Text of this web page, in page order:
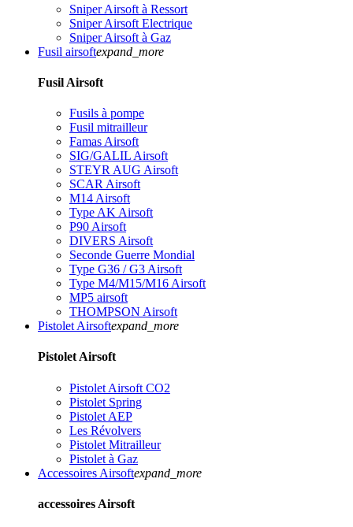
Sniper Airsoft à Ressort
Sniper Airsoft Electrique
Sniper Airsoft à Gaz
Fusil airsoftexpand_more
Fusil Airsoft
Fusils à pompe
Fusil mitrailleur
Famas Airsoft
SIG/GALIL Airsoft
STEYR AUG Airsoft
SCAR Airsoft
M14 Airsoft
Type AK Airsoft
P90 Airsoft
DIVERS Airsoft
Seconde Guerre Mondial
Type G36 / G3 Airsoft
Type M4/M15/M16 Airsoft
MP5 airsoft
THOMPSON Airsoft
Pistolet Airsoftexpand_more
Pistolet Airsoft
Pistolet Airsoft CO2
Pistolet Spring
Pistolet AEP
Les Révolvers
Pistolet Mitrailleur
Pistolet à Gaz
Accessoires Airsoftexpand_more
accessoires Airsoft